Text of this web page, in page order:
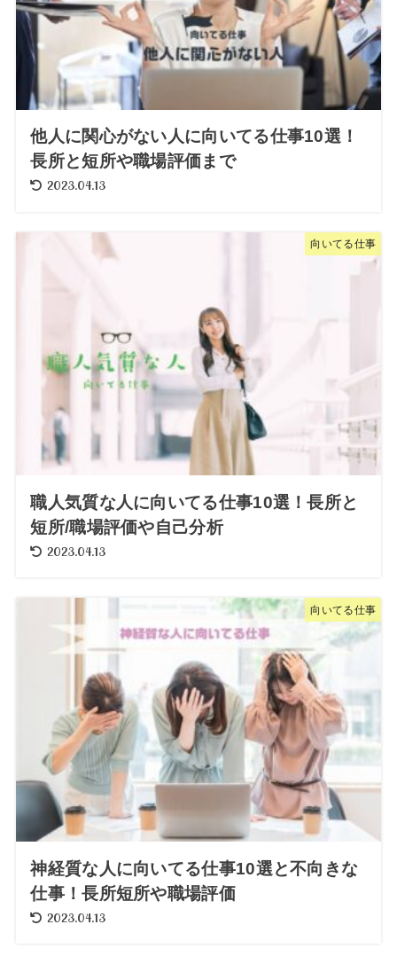
他人に関心がない人に向いてる仕事10選！
長所と短所や職場評価まで
2023.04.13
向いてる仕事
職人気質な人に向いてる仕事10選！長所と
短所/職場評価や自己分析
2023.04.13
向いてる仕事
神経質な人に向いてる仕事10選と不向きな
仕事！長所短所や職場評価
2023.04.13